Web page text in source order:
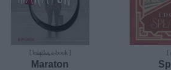
[ książka, e-book ]
Maraton
[